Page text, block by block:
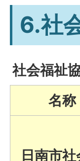
6.社
社会福祉
名称
日南市